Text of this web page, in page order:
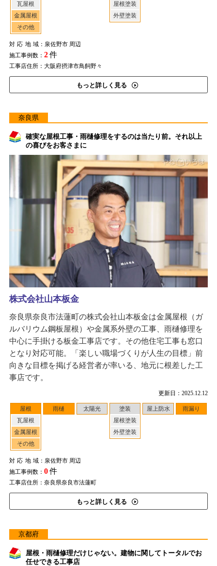
瓦屋根
金属屋根
その他
屋根塗装
外壁塗装
対応地域：泉佐野市 周辺
施工事例数： 2件
工事店住所：大阪府摂津市鳥飼野々
もっと詳しく見る
奈良県
確実な屋根工事・雨樋修理をするのは当たり前。それ以上
の喜びをお客さまに
更新日：2025.12.12
屋根
瓦屋根
金属屋根
その他
雨樋 太陽光
塗装
屋根塗装
外壁塗装
屋上防水 雨漏り
対応地域：泉佐野市 周辺
施工事例数： 0件
工事店住所：奈良県奈良市法蓮町
もっと詳しく見る
株式会社山本板金
奈良県奈良市法蓮町の株式会社山本板金は金属屋根（ガ
ルバリウム鋼板屋根）や金属系外壁の工事、雨樋修理を
中心に手掛ける板金工事店です。その他住宅工事も窓口
となり対応可能。「楽しい職場づくりが人生の目標」前
向きな目標を掲げる経営者が率いる、地元に根差した工
事店です。
京都府
屋根・雨樋修理だけじゃない。建物に関してトータルでお
任せできる工事店